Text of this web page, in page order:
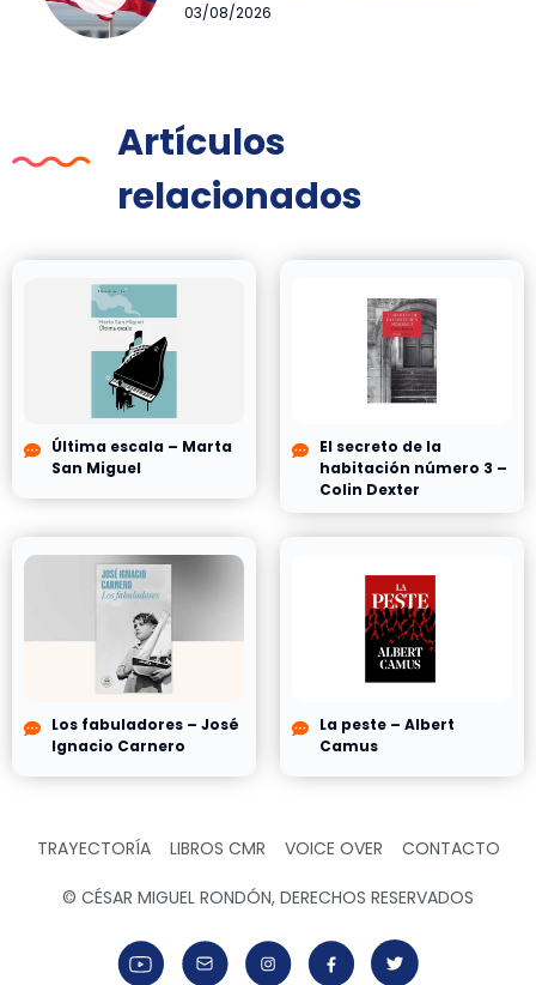
03/08/2026
Artículos
relacionados
Última escala – Marta
San Miguel
El secreto de la
habitación número 3 –
Colin Dexter
Los fabuladores – José
Ignacio Carnero
La peste – Albert
Camus
TRAYECTORÍA LIBROS CMR VOICE OVER CONTACTO
© CÉSAR MIGUEL RONDÓN, DERECHOS RESERVADOS